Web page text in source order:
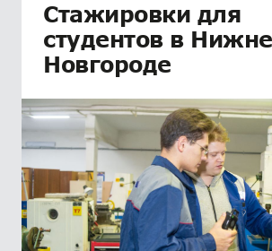
Стажировки для
студентов в
Новгороде